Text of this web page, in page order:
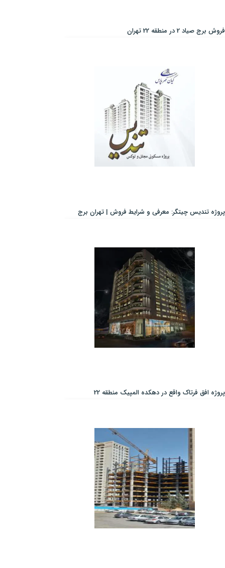
فروش برج صیاد 2 در منطقه 22 تهران
پروژه تندیس چیتگر: معرفی و شرایط فروش | تهران برج
پروژه افق فرتاک واقع در دهکده المپیک منطقه 22